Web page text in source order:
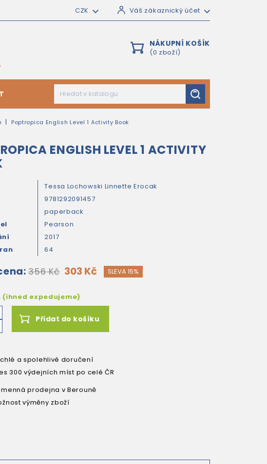
CZK Váš zákaznický účet
NÁKUPNÍ KOŠÍK
(0 zboží)
Poptropica English Level 1 Activity Book
ENGLISH LEVEL 1 ACTIVITY
Tessa Lochowski Linnette Erocak
9781292091457
paperback
Pearson
2017
64
356 Kč 303 Kč SLEVA 15%
(ihned expedujeme)
Přidat do košíku
a spolehlivé doručení
300 výdejních míst po celé ČR
prodejna v Berouně
výměny zboží